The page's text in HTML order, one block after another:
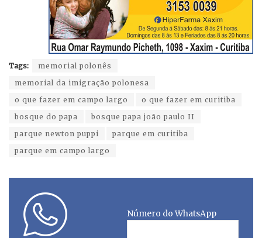
Tags:
memorial polonês
memorial da imigração polonesa
o que fazer em campo largo
o que fazer em curitiba
bosque do papa
bosque papa joão paulo II
parque newton puppi
parque em curitiba
parque em campo largo
Número do WhatsApp